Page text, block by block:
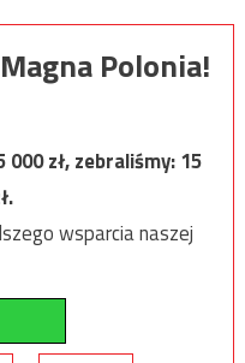
Polonia!
000zł, zebraliśmy:15
wsparcia naszej